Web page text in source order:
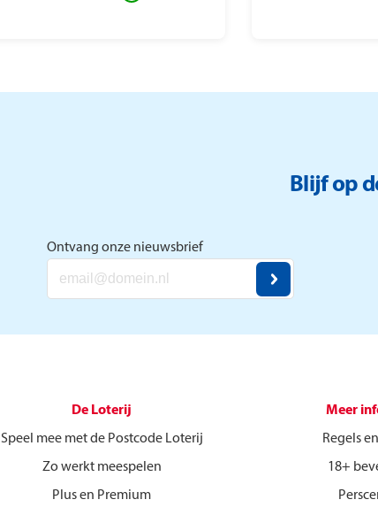
Blijf op
Ontvang onze nieuwsbrief
De Loterij
Speel mee met de Postcode Loterij
Zo werkt meespelen
Plus en Premium
Meer
Regels
18+